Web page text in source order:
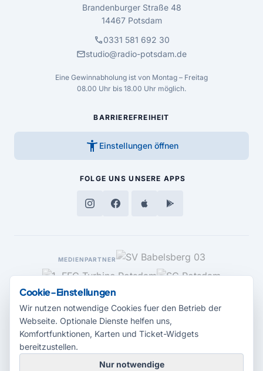
Brandenburger Straße 48
14467 Potsdam
call0331 581 692 30
mailstudio@radio-potsdam.de
Eine Gewinnabholung ist von Montag – Freitag
08.00 Uhr bis 18.00 Uhr möglich.
BARRIEREFREIHEIT
accessibility_new Einstellungen öffnen
FOLGE UNS UNSERE APPS
MEDIENPARTNER
Cookie-Einstellungen
Wir nutzen notwendige Cookies fuer den Betrieb der
Webseite. Optionale Dienste helfen uns,
Komfortfunktionen, Karten und Ticket-Widgets
bereitzustellen.
Nur notwendige